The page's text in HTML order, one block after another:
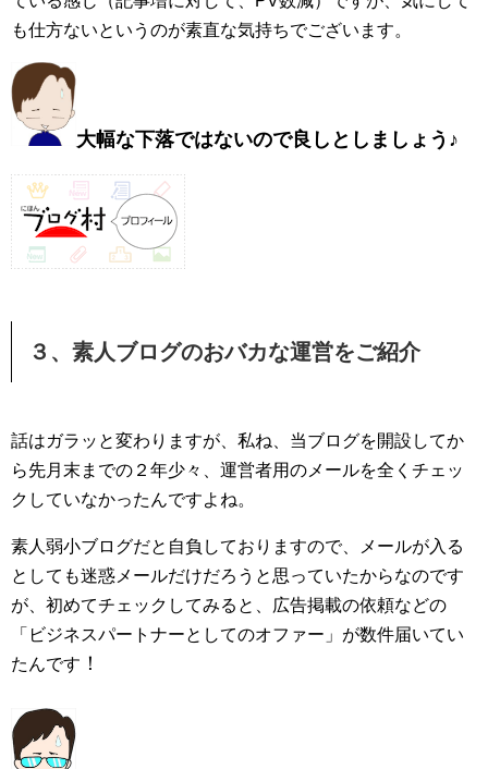
も仕方ないというのが素直な気持ちでございます。
大幅な下落ではないので良しとしましょう♪
３、素人ブログのおバカな運営をご紹介
話はガラッと変わりますが、私ね、当ブログを開設してか
ら先月末までの２年少々、運営者用のメールを全くチェッ
クしていなかったんですよね。
素人弱小ブログだと自負しておりますので、メールが入る
としても迷惑メールだけだろうと思っていたからなのです
が、初めてチェックしてみると、広告掲載の依頼などの
「ビジネスパートナーとしてのオファー」が数件届いてい
たんです ！